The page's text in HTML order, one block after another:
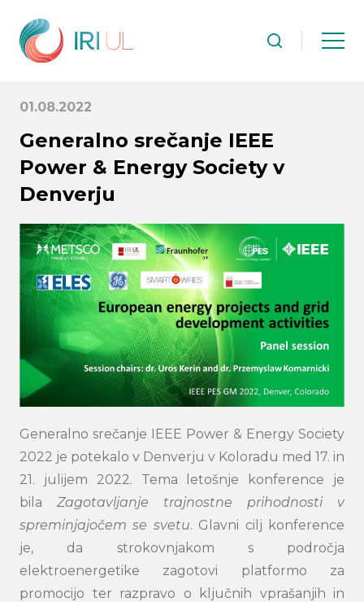
01.08.2022
Generalno srečanje IEEE
Power & Energy Society v
Denverju
Generalno srečanje IEEE Power & Energy Society
2022 je potekalo v Denverju v Koloradu med 17. in
21. julijem 2022. Tema letošnje konference je
bila Zagotavljanje trajnostne prihodnosti v
spreminjajočem se svetu. Glavni cilj konference
je, da strokovnjakom s področja
elektroenergetike zagotovi platformo za
promocijo ter razpravo o ključnih vprašanjih in